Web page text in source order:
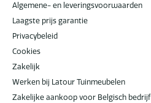
Algemene- en leveringsvoorwaarden
Laagste prijs garantie
Privacybeleid
Cookies
Zakelijk
Werken bij Latour Tuinmeubelen
Zakelijke aankoop voor Belgisch bedrijf